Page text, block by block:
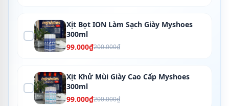
Xịt Bọt ION Làm Sạch Giày Myshoes
300ml
99.000₫200.000₫
Xịt Khử Mùi Giày Cao Cấp Myshoes
300ml
99.000₫200.000₫